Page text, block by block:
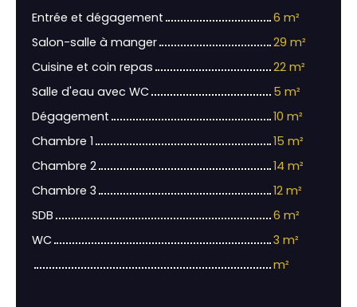
Entrée et dégagement
6 m²
Salon-salle à manger
29 m²
Cuisine et coin repas
22 m²
Salle d'eau avec WC
5 m²
Dégagement
10 m²
Chambre 1
15 m²
Chambre 2
14 m²
Chambre 3
12 m²
SDB
6 m²
WC
3 m²
m²